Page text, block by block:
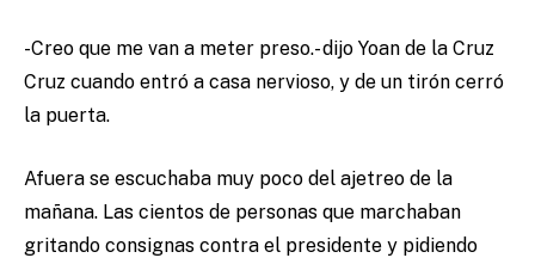
-Creo que me van a meter preso.- dijo Yoan de la Cruz
Cruz cuando entró a casa nervioso, y de un tirón cerró
la puerta.
Afuera se escuchaba muy poco del ajetreo de la
mañana. Las cientos de personas que marchaban
gritando consignas contra el presidente y pidiendo